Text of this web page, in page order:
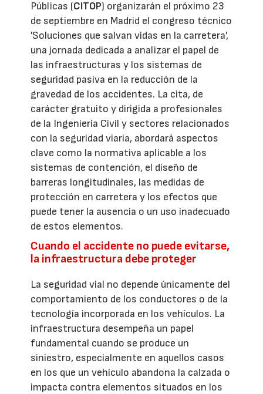
Públicas (CITOP) organizarán el próximo 23
de septiembre en Madrid el congreso técnico
'Soluciones que salvan vidas en la carretera',
una jornada dedicada a analizar el papel de
las infraestructuras y los sistemas de
seguridad pasiva en la reducción de la
gravedad de los accidentes. La cita, de
carácter gratuito y dirigida a profesionales
de la Ingeniería Civil y sectores relacionados
con la seguridad viaria, abordará aspectos
clave como la normativa aplicable a los
sistemas de contención, el diseño de
barreras longitudinales, las medidas de
protección en carretera y los efectos que
puede tener la ausencia o un uso inadecuado
de estos elementos.
Cuando el accidente no puede evitarse,
la infraestructura debe proteger
La seguridad vial no depende únicamente del
comportamiento de los conductores o de la
tecnología incorporada en los vehículos. La
infraestructura desempeña un papel
fundamental cuando se produce un
siniestro, especialmente en aquellos casos
en los que un vehículo abandona la calzada o
impacta contra elementos situados en los